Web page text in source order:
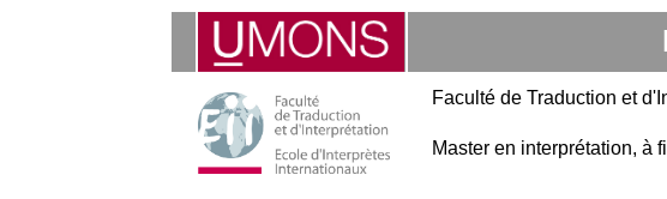
Faculté de Traduction et
Master en interprétation, à